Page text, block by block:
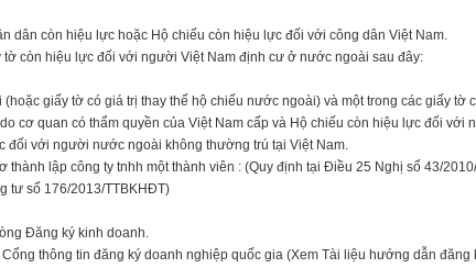
dân còn hiệu lực hoặc Hộ chiếu còn hiệu lực đối với công dân Việt Nam.
tờ còn hiệu lực đối với người Việt Nam định cư ở nước ngoài sau đây:
giấy tờ có giá trị thay thế hộ chiếu nước ngoài) và một trong các giấy
cơ quan có thẩm quyền của Việt Nam cấp và Hộ chiếu còn hiệu lực đối
đối với người nước ngoài không thường trú tại Việt Nam.
thành lập công ty tnhh một thành viên : (Quy định tại Điều 25 Nghị số 43/
tư số 176/2013/TT­BKHĐT)
Đăng ký kinh doanh.
thông tin đăng ký doanh nghiệp quốc gia (Xem Tài liệu hướng dẫn